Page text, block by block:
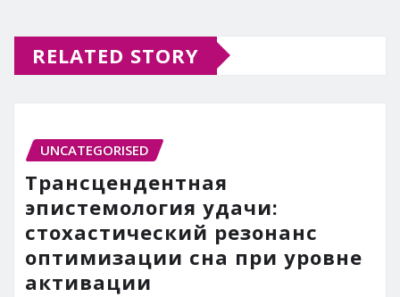
RELATED STORY
UNCATEGORISED
Трансцендентная
эпистемология удачи:
стохастический резонанс
оптимизации сна при уровне
активации